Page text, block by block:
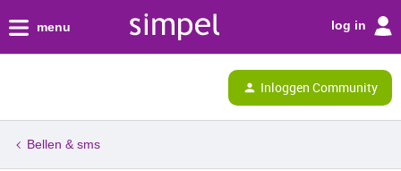
menu log in
Inloggen Community
Bellen & sms